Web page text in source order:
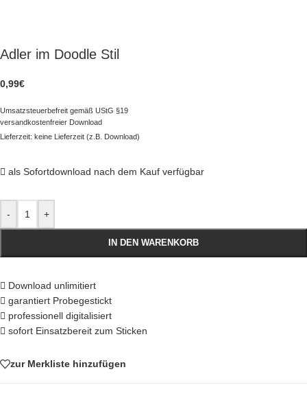
Adler im Doodle Stil
0,99€
Umsatzsteuerbefreit gemäß UStG §19
versandkostenfreier Download
Lieferzeit: keine Lieferzeit (z.B. Download)
als Sofortdownload nach dem Kauf verfügbar
- +
IN DEN WARENKORB
Download unlimitiert
garantiert Probegestickt
professionell digitalisiert
sofort Einsatzbereit zum Sticken
zur Merkliste hinzufügen